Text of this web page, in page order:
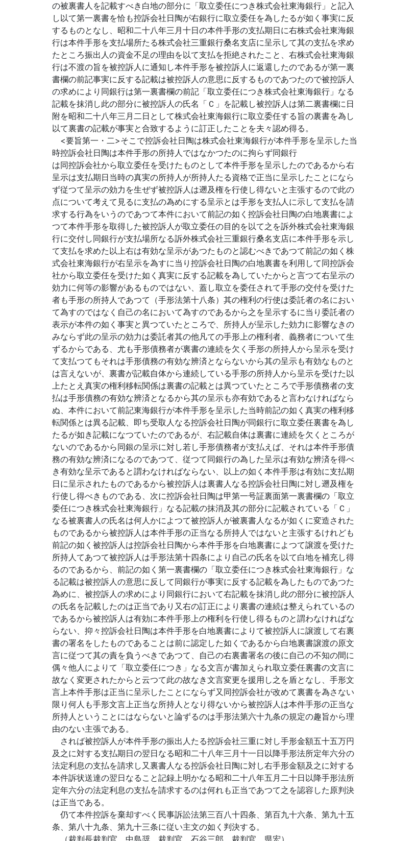
の被裏書人を記載すべき白地の部分に「取立委任につき株式会社東海銀行」と記入
し以て第一裏書を恰も控訴会社日陶が右銀行に取立委任を為したるが如く事実に反
するものとなし、昭和二十八年三月十日の本件手形の支払期日に右株式会社東海銀
行は本件手形を支払場所たる株式会社三重銀行桑名支店に呈示して其の支払を求め
たところ振出人の資金不足の理由を以て支払を拒絶されたこと、右株式会社東海銀
行は不渡の旨を被控訴人に通知し本件手形を被控訴人に返還したのであるが第一裏
書欄の前記事実に反する記載は被控訴人の意思に反するものであつたので被控訴人
の求めにより同銀行は第一裏書欄の前記「取立委任につき株式会社東海銀行」なる
記載を抹消し此の部分に被控訴人の氏名「Ｃ」を記載し被控訴人は第二裏書欄に日
附を昭和二十八年三月二日として株式会社東海銀行に取立委任する旨の裏書を為し
以て裏書の記載が事実と合致するように訂正したことを夫々認め得る。
<要旨第一・二>そこで控訴会社日陶は株式会社東海銀行が本件手形を呈示した当
時控訴会社日陶は本件手形の所持人ではなかつたのに拘らず同銀行
は同控訴会社から取立委任を受けたものとして本件手形を呈示したのであるから右
呈示は支払期日当時の真実の所持人が所持人たる資格で正当に呈示したことになら
ず従つて呈示の効力を生ぜず被控訴人は遡及権を行使し得ないと主張するので此の
点について考えて見るに支払の為めにする呈示とは手形を支払人に示して支払を請
求する行為をいうのであつて本件において前記の如く控訴会社日陶の白地裏書によ
つて本件手形を取得した被控訴人が取立委任の目的を以て之を訴外株式会社東海銀
行に交付し同銀行が支払場所なる訴外株式会社三重銀行桑名支店に本件手形を示し
て支払を求めた以上右は有効な呈示があつたものと認むべきであつて前記の如く株
式会社東海銀行が右呈示を為すに当り控訴会社日陶の白地裏書を利用して同控訴会
社から取立委任を受けた如く真実に反する記載を為していたからと言つて右呈示の
効力に何等の影響があるものではない、蓋し取立を委任されて手形の交付を受けた
者も手形の所持人であつて（手形法第十八条）其の権利の行使は委託者の名におい
て為すのではなく自己の名において為すのであるから之を呈示するに当り委託者の
表示が本件の如く事実と異つていたところで、所持人が呈示した効力に影響なきの
みならず此の呈示の効力は委託者其の他凡ての手形上の権利者、義務者について生
ずるからである、尤も手形債務者が裏書の連続を欠く手形の所持人から呈示を受け
て支払つてもそれは手形債務の有効な辨済とならないから其の呈示も有効なものと
は言えないが、裏書が記載自体から連続している手形の所持人から呈示を受けた以
上たとえ真実の権利移転関係は裏書の記載とは異つていたところで手形債務者の支
払は手形債務の有効な辨済となるから其の呈示も亦有効であると言わなければなら
ぬ、本件において前記東海銀行が本件手形を呈示した当時前記の如く真実の権利移
転関係とは異る記載、即ち受取人なる控訴会社日陶が同銀行に取立委任裏書を為し
たるが如き記載になつていたのであるが、右記載自体は裏書に連続を欠くところが
ないのであるから同銀の呈示に対し若し手形債務者が支払えば、それは本件手形債
務の有効な辨済になるのであつて、従つて同銀行の為した呈示は有効な辨済を得べ
き有効な呈示であると謂わなければならない、以上の如く本件手形は有効に支払期
日に呈示されたものであるから被控訴人は裏書人なる控訴会社日陶に対し遡及権を
行使し得べきものである、次に控訴会社日陶は甲第一号証裏面第一裏書欄の「取立
委任につき株式会社東海銀行」なる記載の抹消及其の部分に記載されている「Ｃ」
なる被裏書人の氏名は何人かによつて被控訴人が被裏書人なるが如くに変造された
ものであるから被控訴人は本件手形の正当なる所持人ではないと主張するけれども
前記の如く被控訴人は控訴会社日陶から本件手形を白地裏書によつて譲渡を受けた
所持人てあつて被控訴人は手形法第十四条により自己の氏名を以て白地を補充し得
るのであるから、前記の如く第一裏書欄の「取立委任につき株式会社東海銀行」な
る記載は被控訴人の意思に反して同銀行が事実に反する記載を為したものであつた
為めに、被控訴人の求めにより同銀行において右記載を抹消し此の部分に被控訴人
の氏名を記載したのは正当であり又右の訂正により裏書の連続は整えられているの
であるから被控訴人は有効に本件手形上の権利を行使し得るものと謂わなければな
らない、抑々控訴会社日陶は本件手形を白地裏書によりて被控訴人に譲渡して右裏
書の署名をしたものであることは前に認定した如くであるから白地裏書譲渡の原文
言に従つて其の責を負うべきであつて、自己の右裏書署名の後に自己の不知の間に
偶々他人によりて「取立委任につき」なる文言が書加えられ取立委任裏書の文言に
故なく変更されたからと云つて此の故なき文言変更を援用し之を盾となし、手形文
言上本件手形は正当に呈示したことにならず又同控訴会社が改めて裏書を為さない
限り何人も手形文言上正当な所持人となり得ないから被控訴人は本件手形の正当な
所持人ということにはならないと論ずるのは手形法第六十九条の規定の趣旨から理
由のない主張である。
されば被控訴人が本件手形の振出人たる控訴会社三重に対し手形金額五十五万円
及之に対する支払期日の翌日なる昭和二十八年三月十一日以降手形法所定年六分の
法定利息の支払を請求し又裏書人なる控訴会社日陶に対し右手形金額及之に対する
本件訴状送達の翌日なること記録上明かなる昭和二十八年五月二十日以降手形法所
定年六分の法定利息の支払を請求するのは何れも正当であつて之を認容した原判決
は正当である。
仍て本件控訴を棄却すべく民事訴訟法第三百八十四条、第百九十六条、第九十五
条、第八十九条、第九十三条に従い主文の如く判決する。
（裁判長裁判官 中島奨 裁判官 石谷三郎 裁判官 県宏）